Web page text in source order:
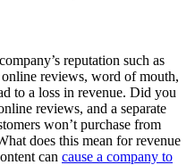
reputation such as
reviews, word of mouth,
to a loss in revenue. Did you
reviews, and a separate
won’t purchase from
does this mean for revenue
can cause a company to